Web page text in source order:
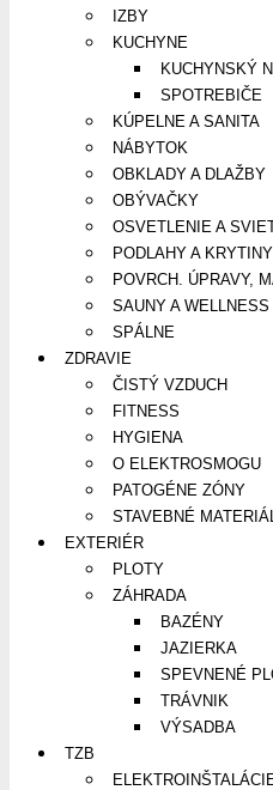
IZBY
KUCHYNE
KUCHYNSKÝ
SPOTREBIČE
KÚPELNE A SANITA
NÁBYTOK
OBKLADY A DLAŽBY
OBÝVAČKY
OSVETLENIE A
PODLAHY A KRYTINY
POVRCH. ÚPRAVY,
SAUNY A WELLNESS
SPÁLNE
ZDRAVIE
ČISTÝ VZDUCH
FITNESS
HYGIENA
O ELEKTROSMOGU
PATOGÉNE ZÓNY
STAVEBNÉ
EXTERIÉR
PLOTY
ZÁHRADA
BAZÉNY
JAZIERKA
SPEVNENÉ
TRÁVNIK
VÝSADBA
TZB